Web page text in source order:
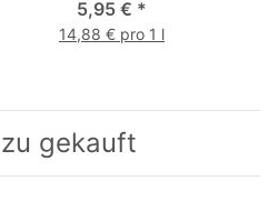
5,95 € *
14,88 € pro 1 l
gekauft